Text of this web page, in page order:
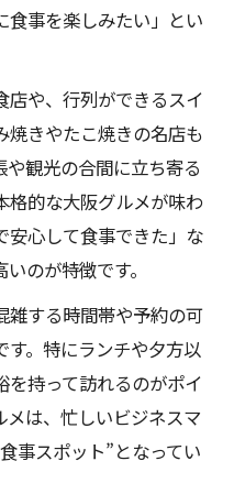
食事を楽しみたい」とい
店や、行列ができるスイ
焼きやたこ焼きの名店も
観光の合間に立ち寄る
格的な大阪グルメが味わ
安心して食事できた」な
のが特徴です。
雑する時間帯や予約の可
。特にランチや夕方以
を持って訪れるのがポイ
メは、忙しいビジネスマ
事スポット”となってい